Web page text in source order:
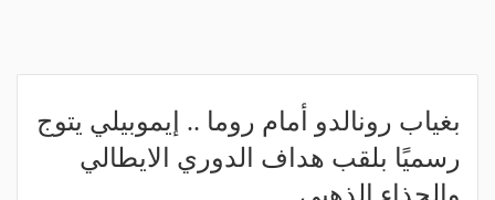
بغياب رونالدو أمام روما .. إيموبيلي يتوج
رسميًا بلقب هداف الدوري الايطالي